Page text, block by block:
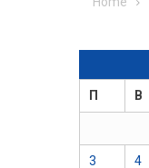
П В
3 4